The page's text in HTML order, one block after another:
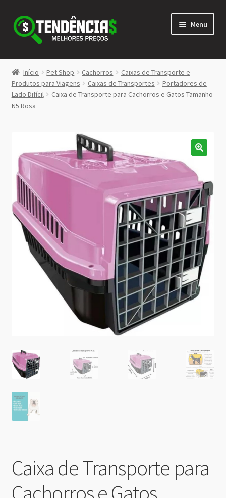
Pular
para
navegação
Pular
para
conteúdo
Menu
LOJA
<>
menu
Início Pet Shop Cachorros
Caixas de Transporte e
Produtos para Viagens
Caixas de Transportes
Portadores de
Lado Difícil
Caixa de Transporte para Cachorros e Gatos Tamanho
N5 Rosa
Caixa de Transporte para